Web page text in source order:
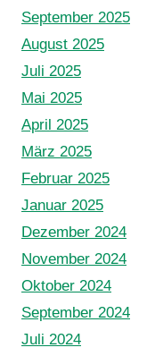
September 2025
August 2025
Juli 2025
Mai 2025
April 2025
März 2025
Februar 2025
Januar 2025
Dezember 2024
November 2024
Oktober 2024
September 2024
Juli 2024